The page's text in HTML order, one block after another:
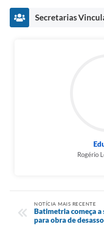
Secretarias
Rogério
NOTÍCIA MAIS RECENTE
Batimetria começa a
para obra de